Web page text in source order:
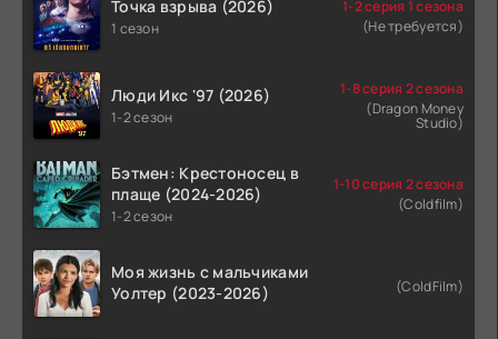
Точка взрыва (2026)
1 сезон
1-2 серия 1 сезона
(Не требуется)
Люди Икс '97 (2026)
1-2 сезон
1-8 серия 2 сезона
(Dragon Money
Studio)
Бэтмен: Крестоносец в
плаще (2024-2026)
1-2 сезон
1-10 серия 2 сезона
(Coldfilm)
Моя жизнь с мальчиками
Уолтер (2023-2026)
(ColdFilm)